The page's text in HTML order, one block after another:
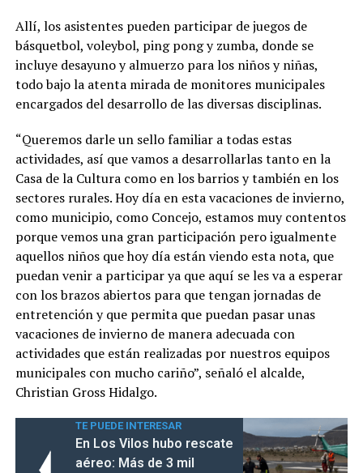
Allí, los asistentes pueden participar de juegos de
básquetbol, voleybol, ping pong y zumba, donde se
incluye desayuno y almuerzo para los niños y niñas,
todo bajo la atenta mirada de monitores municipales
encargados del desarrollo de las diversas disciplinas.
“Queremos darle un sello familiar a todas estas
actividades, así que vamos a desarrollarlas tanto en la
Casa de la Cultura como en los barrios y también en los
sectores rurales. Hoy día en esta vacaciones de invierno,
como municipio, como Concejo, estamos muy contentos
porque vemos una gran participación pero igualmente
aquellos niños que hoy día están viendo esta nota, que
puedan venir a participar ya que aquí se les va a esperar
con los brazos abiertos para que tengan jornadas de
entretención y que permita que puedan pasar unas
vacaciones de invierno de manera adecuada con
actividades que están realizadas por nuestros equipos
municipales con mucho cariño”, señaló el alcalde,
Christian Gross Hidalgo.
TE PUEDE INTERESAR
En Los Vilos hubo rescate
aéreo: Más de 3 mil